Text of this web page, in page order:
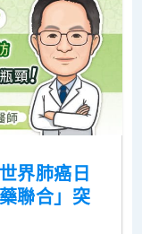
界肺癌日
聯合」突